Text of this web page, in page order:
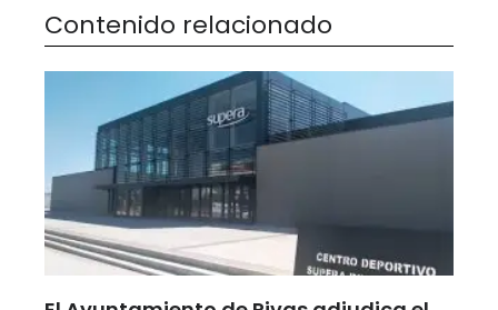
Contenido relacionado